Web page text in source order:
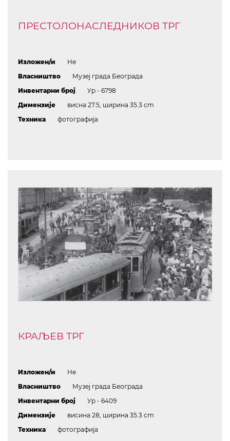
ПРЕСТОЛОНАСЛЕДНИКОВ ТРГ
Изложен/и
Не
Власништво
Музеј града Београда
Инвентарни број
Ур - 6798
Димензије
висна 27.5, ширина 35.3 cm
Техника
фотографија
КРАЉЕВ ТРГ
Изложен/и
Не
Власништво
Музеј града Београда
Инвентарни број
Ур - 6409
Димензије
висина 28, ширина 35.3 cm
Техника
фотографија